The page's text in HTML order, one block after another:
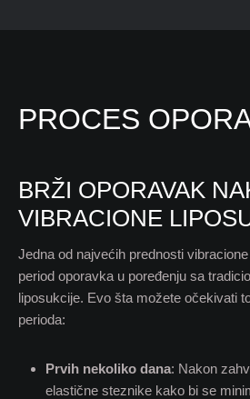
PROCES
BRŽI OPORAVAK
VIBRACIONE
Jedna od najvećih prednosti
period oporavka u poređenju sa
liposukcije. Evo šta možete očekivati
perioda:
Prvih nekoliko dana: Nakon
elastične steznike kako bi se